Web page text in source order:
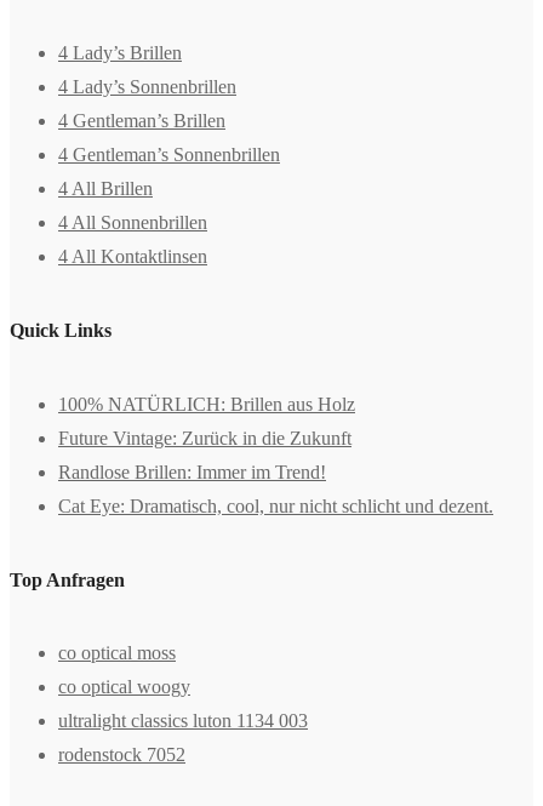
4 Lady’s Brillen
4 Lady’s Sonnenbrillen
4 Gentleman’s Brillen
4 Gentleman’s Sonnenbrillen
4 All Brillen
4 All Sonnenbrillen
4 All Kontaktlinsen
Quick Links
100% NATÜRLICH: Brillen aus Holz
Future Vintage: Zurück in die Zukunft
Randlose Brillen: Immer im Trend!
Cat Eye: Dramatisch, cool, nur nicht schlicht und dezent.
Top Anfragen
co optical moss
co optical woogy
ultralight classics luton 1134 003
rodenstock 7052